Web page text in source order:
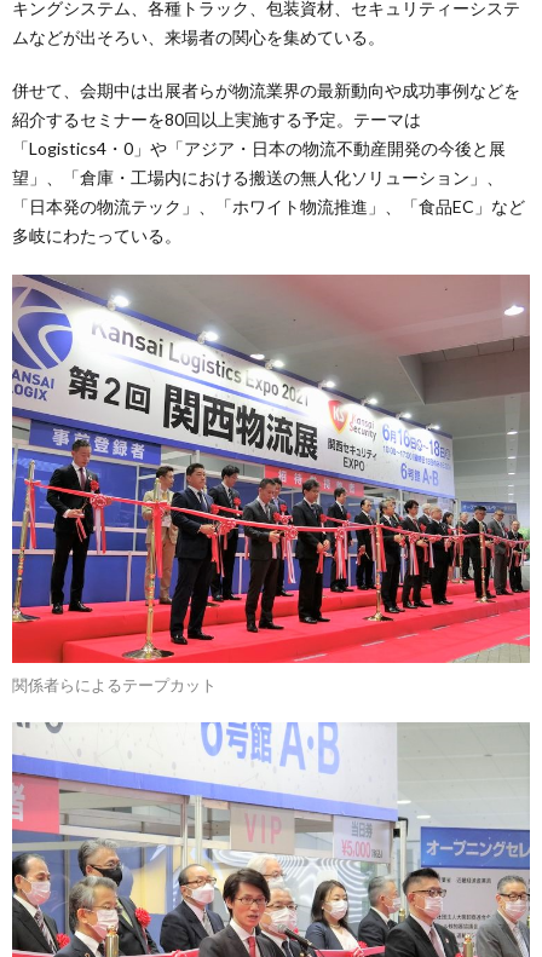
キングシステム、各種トラック、包装資材、セキュリティーシステ
ムなどが出そろい、来場者の関心を集めている。
併せて、会期中は出展者らが物流業界の最新動向や成功事例などを
紹介するセミナーを80回以上実施する予定。テーマは
「Logistics4・0」や「アジア・日本の物流不動産開発の今後と展
望」、「倉庫・工場内における搬送の無人化ソリューション」、
「日本発の物流テック」、「ホワイト物流推進」、「食品EC」など
多岐にわたっている。
関係者らによるテープカット